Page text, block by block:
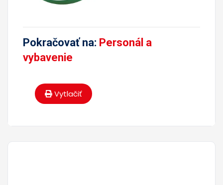
Pokračovať na: Personál a
vybavenie
Vytlačiť